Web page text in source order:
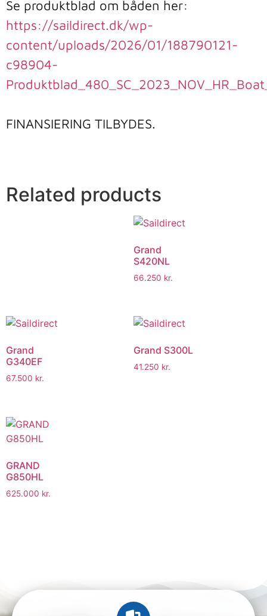
https://saildirect.dk/wp-
content/uploads/2026/01/188790121-
c98904-
FINANSIERING TILBYDES.
Related products
Grand
S420NL
66.250 kr.
Grand
G340EF
67.500 kr.
Grand S300L
41.250 kr.
GRAND
G850HL
625.000 kr.